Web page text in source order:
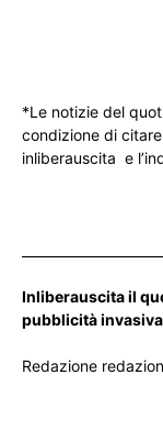
*Le notizie del
condizione di
inliberauscita e
Inliberauscita il
pubblicità invasiva
Redazione